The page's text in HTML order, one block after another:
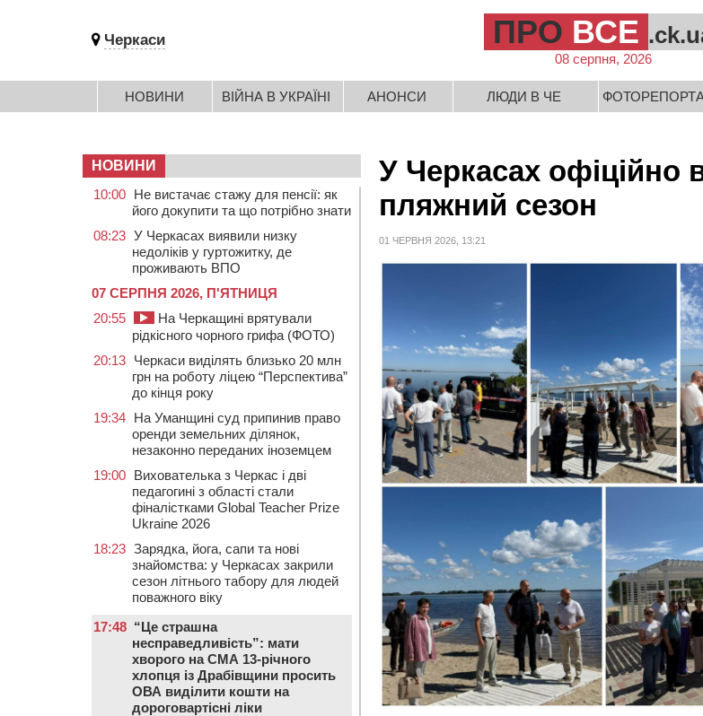
Черкаси ПРО ВСЕ
08 серпня, 2026
НОВИНИ ВІЙНА В УКРАЇНІ АНОНСИ ЛЮДИ В ЧЕ
У Черкасах офіційно
пляжний сезон
01 ЧЕРВНЯ 2026, 13:21
НОВИНИ
10:00 Не вистачає стажу для пенсії: як
його докупити та що потрібно знати
08:23 У Черкасах виявили низку
недоліків у гуртожитку, де
проживають ВПО
07 СЕРПНЯ 2026, П'ЯТНИЦЯ
20:55
На Черкащині врятували
рідкісного чорного грифа (ФОТО)
20:13 Черкаси виділять близько 20 млн
грн на роботу ліцею “Перспектива”
до кінця року
19:34 На Уманщині суд припинив право
оренди земельних ділянок,
незаконно переданих іноземцем
19:00 Вихователька з Черкас і дві
педагогині з області стали
фіналістками Global Teacher Prize
Ukraine 2026
18:23 Зарядка, йога, сапи та нові
знайомства: у Черкасах закрили
сезон літнього табору для людей
поважного віку
17:48 “Це страшна
несправедливість”: мати
хворого на СМА 13-річного
хлопця із Драбівщини просить
ОВА виділити кошти на
дороговартісні ліки